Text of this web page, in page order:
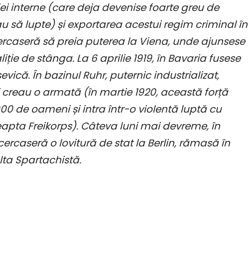
interne (care deja devenise foarte greu de
să lupte) și exportarea acestui regim criminal în
să preia puterea la Viena, unde ajunsese
de stânga. La 6 aprilie 1919, în Bavaria fusese
În bazinul Ruhr, puternic industrializat,
o armată (în martie 1920, această forță
de oameni și intra într-o violentă luptă cu
Freikorps). Câteva luni mai devreme, în
o lovitură de stat la Berlin, rămasă în
Spartachistă.